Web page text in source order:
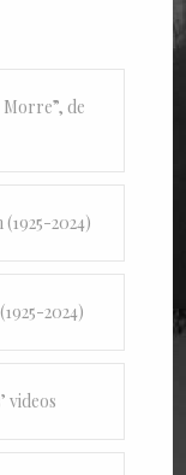
Morre”, de
2024)
2024)
videos